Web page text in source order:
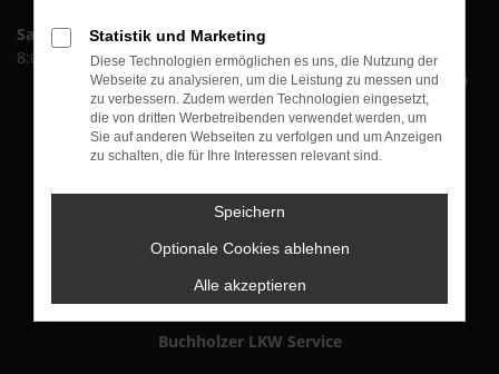
Samstag
8:00 bis 13:00 Uhr
+49 (0) 26 54 - 88 69 90
+49 (0) 26 54 - 88 69 920
Buchholzer KFZ-Meisterbetrieb
Buchholzer PKW Service
Buchholzer LKW Service
Statistik und Marketing
Diese Technologien ermöglichen es uns, die Nutzung der
Webseite zu analysieren, um die Leistung zu messen und
zu verbessern. Zudem werden Technologien eingesetzt,
die von dritten Werbetreibenden verwendet werden, um
Sie auf anderen Webseiten zu verfolgen und um Anzeigen
zu schalten, die für Ihre Interessen relevant sind.
Speichern
Optionale Cookies ablehnen
Alle akzeptieren